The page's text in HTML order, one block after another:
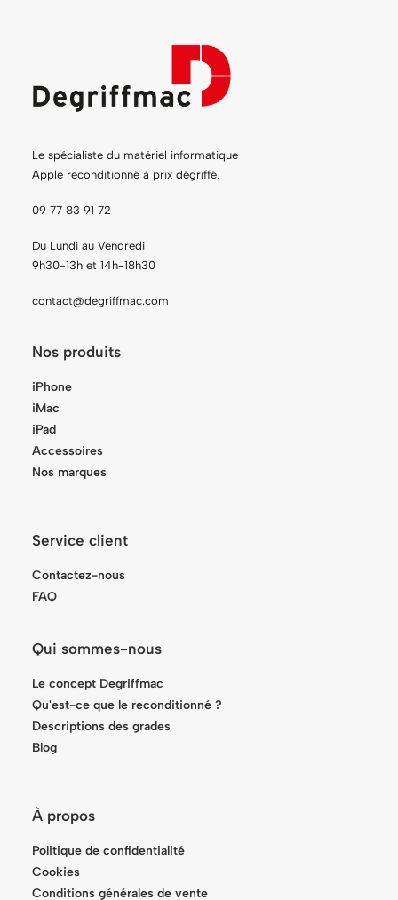
Le spécialiste du matériel informatique
Apple reconditionné à prix dégriffé.
09 77 83 91 72
Du Lundi au Vendredi
9h30-13h et 14h-18h30
contact@degriffmac.com
Nos produits
iPhone
iMac
iPad
Accessoires
Nos marques
Service client
Contactez-nous
FAQ
Qui sommes-nous
Le concept Degriffmac
Qu'est-ce que le reconditionné ?
Descriptions des grades
Blog
À propos
Politique de confidentialité
Cookies
Conditions générales de vente